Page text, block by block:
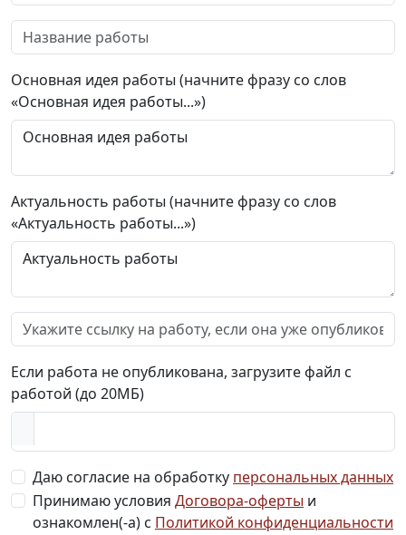
Основная идея работы (начните фразу со слов
«Основная идея работы...»)
Актуальность работы (начните фразу со слов
«Актуальность работы...»)
Если работа не опубликована, загрузите файл с
работой (до 20МБ)
Даю согласие на обработку персональных данных
Принимаю условия Договора-оферты и
ознакомлен(-а) с Политикой конфиденциальности